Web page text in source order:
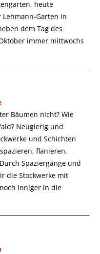
heute
Lehmann-Garten in
dem Tag des
immer mittwochs
Bäumen nicht? Wie
Neugierig und
und Schichten
flanieren,
Spaziergänge und
die Stockwerke mit
inniger in die